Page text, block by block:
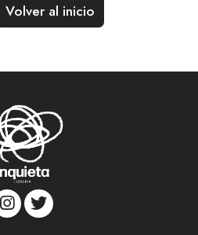
Volver al inicio